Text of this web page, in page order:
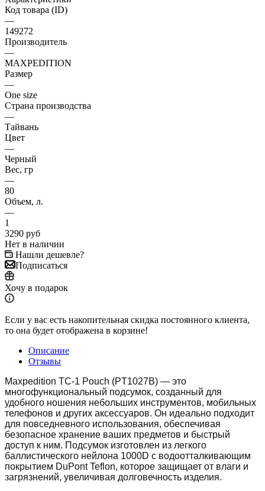
Код товара (ID)
—
149272
Производитель
—
MAXPEDITION
Размер
—
One size
Страна производства
—
Тайвань
Цвет
—
Черный
Вес, гр
—
80
Объем, л.
—
1
3290 руб
Нет в наличии
Нашли дешевле?
Подписаться
Хочу в подарок
Если у вас есть накопительная скидка постоянного клиента,
то она будет отображена в корзине!
Описание
Отзывы
Maxpedition TC-1 Pouch (PT1027B) — это
многофункциональный подсумок, созданный для
удобного ношения небольших инструментов, мобильных
телефонов и других аксессуаров. Он идеально подходит
для повседневного использования, обеспечивая
безопасное хранение ваших предметов и быстрый
доступ к ним. Подсумок изготовлен из легкого
баллистического нейлона 1000D с водоотталкивающим
покрытием DuPont Teflon, которое защищает от влаги и
загрязнений, увеличивая долговечность изделия.